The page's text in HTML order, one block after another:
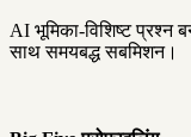
AI भूमिका-विशिष्ट प्रश्न
साथ समयबद्ध सबमिशन।